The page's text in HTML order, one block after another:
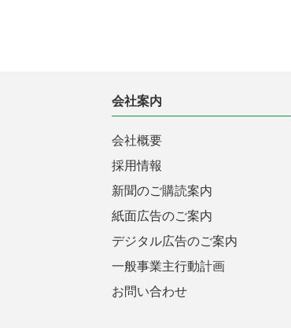
会社案内
会社概要
採用情報
新聞のご購読案内
紙面広告のご案内
デジタル広告のご案内
一般事業主行動計画
お問い合わせ